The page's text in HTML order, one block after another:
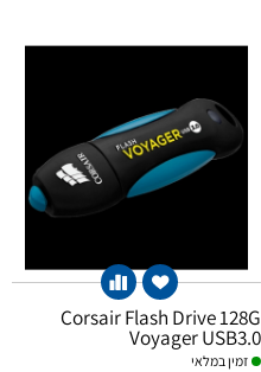
Corsair Flash Drive 128G
Voyager USB3.0
זמין במלאי